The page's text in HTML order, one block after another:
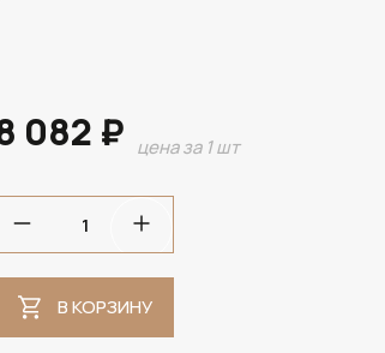
082 ₽ цена за 1 шт
В КОРЗИНУ